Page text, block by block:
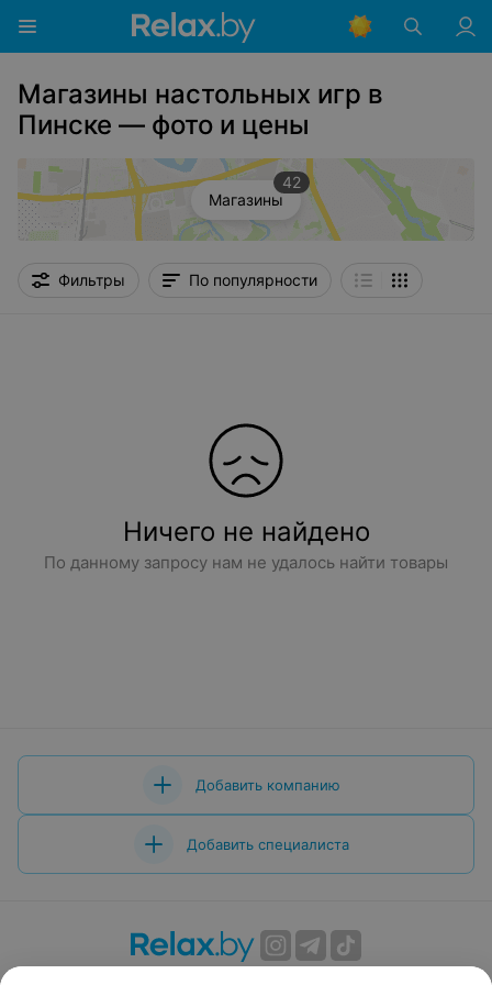
Магазины настольных игр в
Пинске — фото и цены
Магазины
42
Фильтры По популярности
Ничего не найдено
По данному запросу нам не удалось найти товары
Добавить компанию
Добавить специалиста